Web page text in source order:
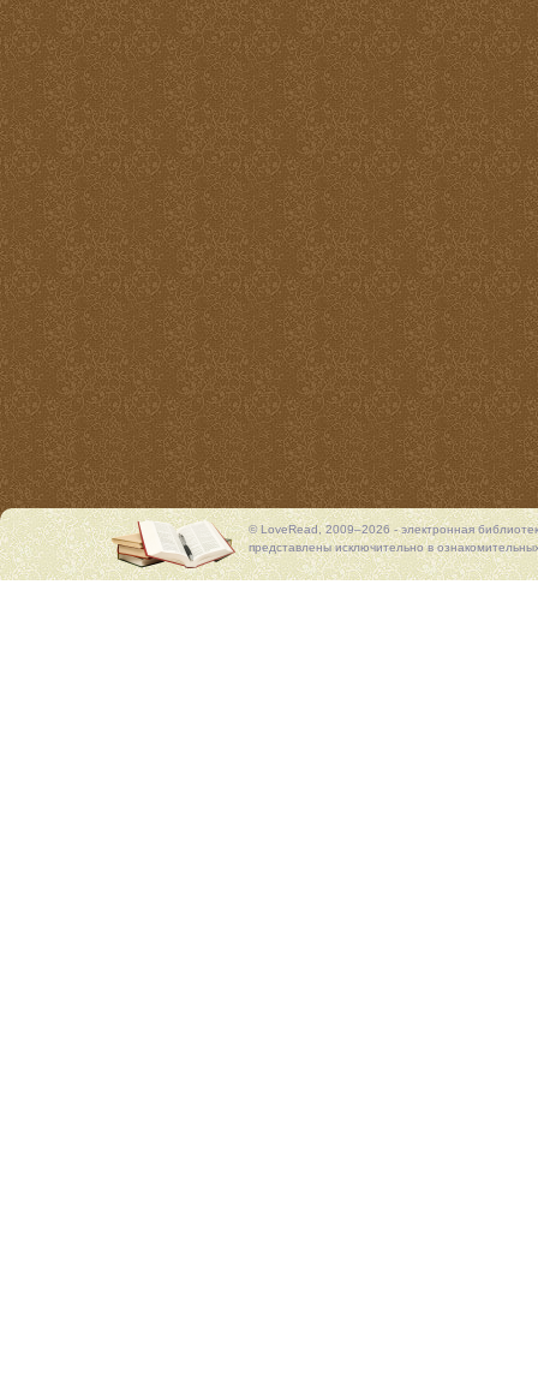
© LoveRead, 2009–2026 - электронная
представлены исключительно в